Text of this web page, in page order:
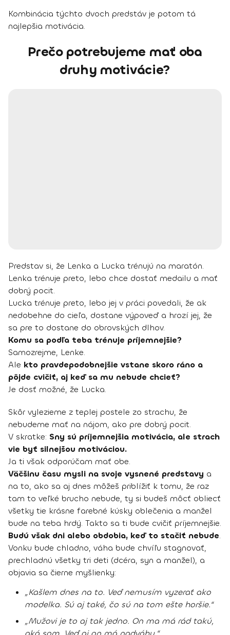
Kombinácia týchto dvoch predstáv je potom tá
najlepšia motivácia.
Prečo potrebujeme mať oba
druhy motivácie?
Predstav si, že Lenka a Lucka trénujú na maratón.
Lenka trénuje preto, lebo chce dostať medailu a mať
dobrý pocit.
Lucka trénuje preto, lebo jej v práci povedali, že ak
nedobehne do cieľa, dostane výpoveď a hrozí jej, že
sa pre to dostane do obrovských dlhov.
Komu sa podľa teba trénuje príjemnejšie?
Samozrejme, Lenke.
Ale kto pravdepodobnejšie vstane skoro ráno a
pôjde cvičiť, aj keď sa mu nebude chcieť?
Je dosť možné, že Lucka.
Skôr vylezieme z teplej postele zo strachu, že
nebudeme mať na nájom, ako pre dobrý pocit.
V skratke: Sny sú príjemnejšia motivácia, ale strach
vie byť silnejšou motiváciou.
Ja ti však odporúčam mať obe.
Väčšinu času mysli na svoje vysnené predstavy a
na to, ako sa aj dnes môžeš priblížiť k tomu, že raz
tam to veľké brucho nebude, ty si budeš môcť obliecť
všetky tie krásne farebné kúsky oblečenia a manžel
bude na teba hrdý. Takto sa ti bude cvičiť príjemnejšie.
Budú však dni alebo obdobia, keď to stačiť nebude.
Vonku bude chladno, váha bude chvíľu stagnovať,
prechladnú všetky tri deti (dcéra, syn a manžel), a
objavia sa čierne myšlienky:
„Kašlem dnes na to. Veď nemusím vyzerať ako
modelka. Sú aj také, čo sú na tom ešte horšie.“
„Mužovi je to aj tak jedno. On ma má rád takú,